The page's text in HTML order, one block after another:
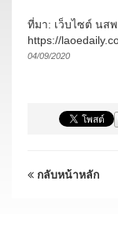
ที่มา: เว็บไซต์ นส
https://
04/09/2020
กลับหน้าหลัก